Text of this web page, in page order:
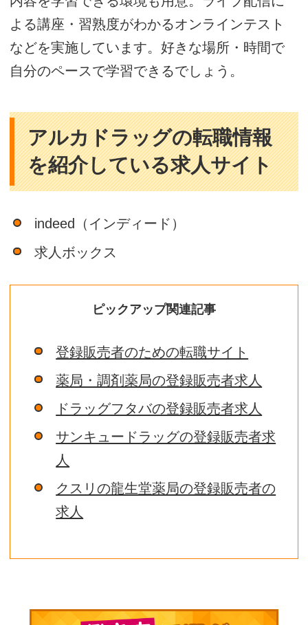
よる講座・習熟度がわかるオンラインテスト
などを実施しています。好きな場所・時間で
自分のペースで学習できるでしょう。
アルカドラッグの転職情報
を紹介している求人サイト
indeed（インディード）
求人ボックス
ピックアップ関連記事
登録販売者のための転職サイト
薬局・調剤薬局の登録販売者求人
ドラッグフタバの登録販売者求人
サンキュードラッグの登録販売者求
人
クスリの龍生堂薬局の登録販売者の
求人